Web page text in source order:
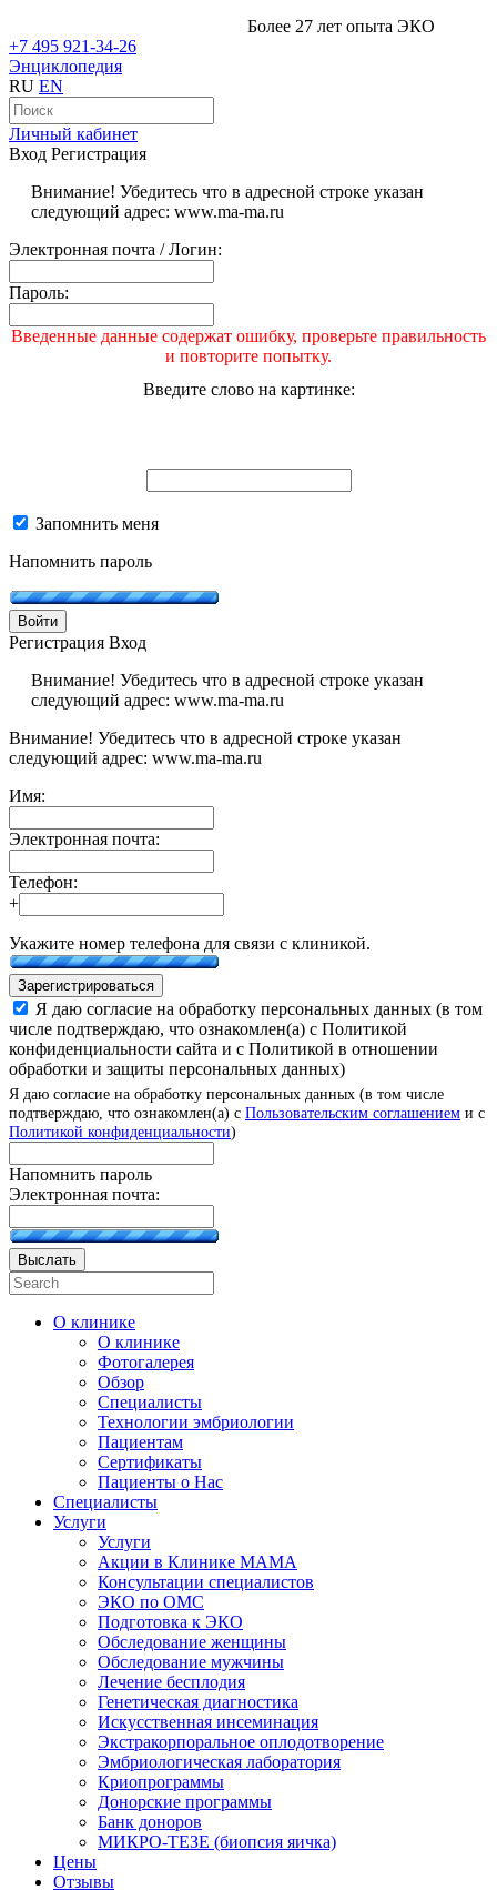
Более 27 лет опыта ЭКО
+7 495 921-34-26
Энциклопедия
RU EN
Личный кабинет
Вход Регистрация
Внимание! Убедитесь что в адресной строке указан
следующий адрес: www.ma-ma.ru
Электронная почта / Логин:
Пароль:
Введенные данные содержат ошибку, проверьте правильность
и повторите попытку.
Введите слово на картинке:
Запомнить меня
Напомнить пароль
Войти
Регистрация Вход
Внимание! Убедитесь что в адресной строке указан
следующий адрес: www.ma-ma.ru
Внимание! Убедитесь что в адресной строке указан
следующий адрес: www.ma-ma.ru
Имя:
Электронная почта:
Телефон:
+
Укажите номер телефона для связи с клиникой.
Зарегистрироваться
Я даю согласие на обработку персональных данных (в том
числе подтверждаю, что ознакомлен(а) с Политикой
конфиденциальности сайта и с Политикой в отношении
обработки и защиты персональных данных)
Я даю согласие на обработку персональных данных (в том числе
подтверждаю, что ознакомлен(а) с Пользовательским соглашением и с
Политикой конфиденциальности)
Напомнить пароль
Электронная почта:
Выслать
О клинике
О клинике
Фотогалерея
Обзор
Специалисты
Технологии эмбриологии
Пациентам
Сертификаты
Пациенты о Нас
Специалисты
Услуги
Услуги
Акции в Клинике МАМА
Консультации специалистов
ЭКО по ОМС
Подготовка к ЭКО
Обследование женщины
Обследование мужчины
Лечение бесплодия
Генетическая диагностика
Искусственная инсеминация
Экстракорпоральное оплодотворение
Эмбриологическая лаборатория
Криопрограммы
Донорские программы
Банк доноров
МИКРО-ТЕЗЕ (биопсия яичка)
Цены
Отзывы